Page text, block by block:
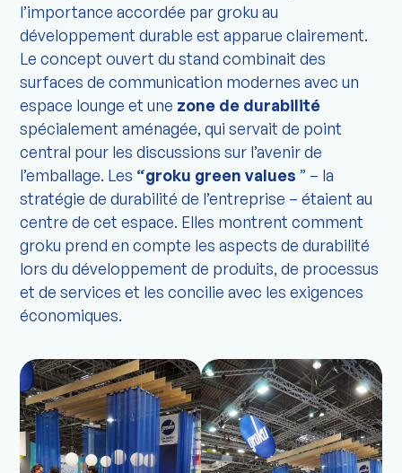
l’importance accordée par groku au
développement durable est apparue clairement.
Le concept ouvert du stand combinait des
surfaces de communication modernes avec un
espace lounge et une zone de durabilité
spécialement aménagée, qui servait de point
central pour les discussions sur l’avenir de
l’emballage. Les “groku green values ” – la
stratégie de durabilité de l’entreprise – étaient au
centre de cet espace. Elles montrent comment
groku prend en compte les aspects de durabilité
lors du développement de produits, de processus
et de services et les concilie avec les exigences
économiques.